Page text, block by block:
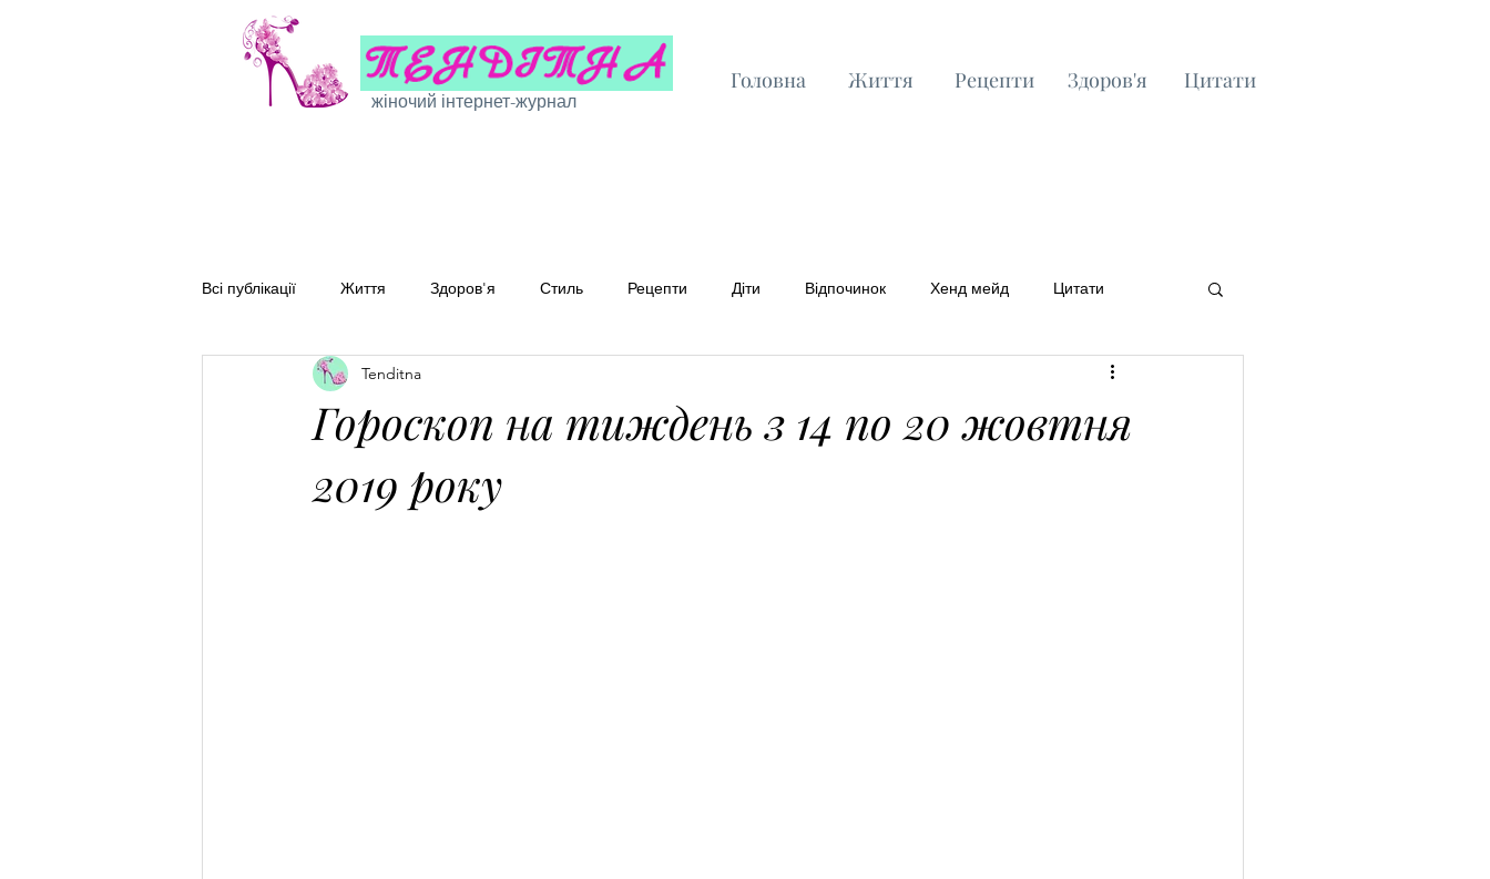
жіночий інтернет-журнал
Головна Життя Рецепти Здоров'я Цитати
Всі публікації Життя Здоров'я Стиль Рецепти Діти Відпочинок Хенд мейд Цитати
Сімейні рецепти Перевірені рецепти
Гороскоп на тиждень з 14 по 20 жовтня
2019 року
Tenditna